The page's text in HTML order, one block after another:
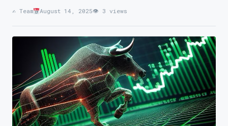
✍️ Team August 14, 2025👁 3 views